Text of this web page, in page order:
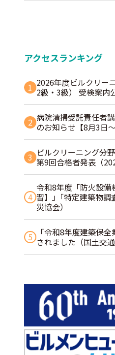
アクセスランキング
1 2026年度ビルクリー
2級・3級） 受検案内
2 病院清掃受託責任者
のお知らせ【8月3日～
3 ビルクリーニング分
第9回合格者発表（
4
令和8年度「防火設
習】」｢特定建築物調
災協会）
5
「令和8年度建築保
されました（国土交通